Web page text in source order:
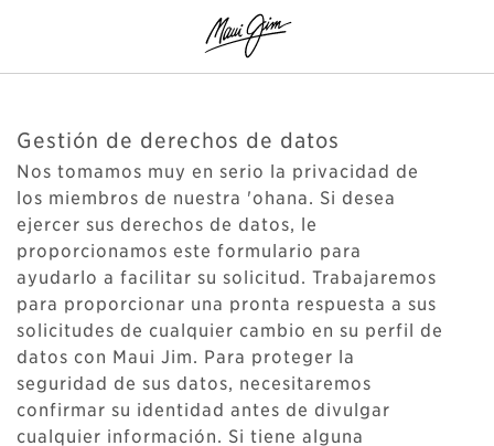
Gestión de derechos de datos
Nos tomamos muy en serio la privacidad de
los miembros de nuestra 'ohana. Si desea
ejercer sus derechos de datos, le
proporcionamos este formulario para
ayudarlo a facilitar su solicitud. Trabajaremos
para proporcionar una pronta respuesta a sus
solicitudes de cualquier cambio en su perfil de
datos con Maui Jim. Para proteger la
seguridad de sus datos, necesitaremos
confirmar su identidad antes de divulgar
cualquier información. Si tiene alguna